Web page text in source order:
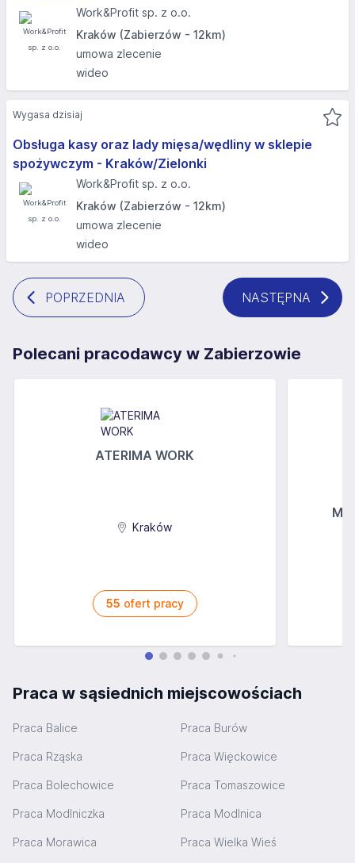
Work&Profit sp. z o.o.
Kraków (Zabierzów - 12km)
umowa zlecenie
wideo
Obsługa kasy oraz lady mięsa/wędliny w sklepie
spożywczym - Kraków/Zielonki
Work&Profit sp. z o.o.
Kraków (Zabierzów - 12km)
umowa zlecenie
wideo
Wygasa dzisiaj
POPRZEDNIA NASTĘPNA
Polecani pracodawcy w Zabierzowie
ATERIMA WORK
Kraków
55 ofert pracy
Praca w sąsiednich miejscowościach
Praca Balice Praca Burów
Praca Rząska Praca Więckowice
Praca Bolechowice Praca Tomaszowice
Praca Modlniczka Praca Modlnica
Praca Morawica Praca Wielka Wieś